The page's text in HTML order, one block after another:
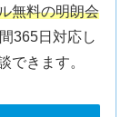
無料の明朗会
365日対応し
できます。